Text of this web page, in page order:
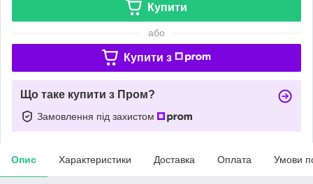
Купити
або
Купити з
Що таке купити з Пром?
Замовлення під захистом
Опис Характеристики Доставка Оплата Умови